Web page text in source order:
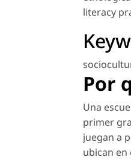
literacy
Por
Una
primer
juegan a
ubican en